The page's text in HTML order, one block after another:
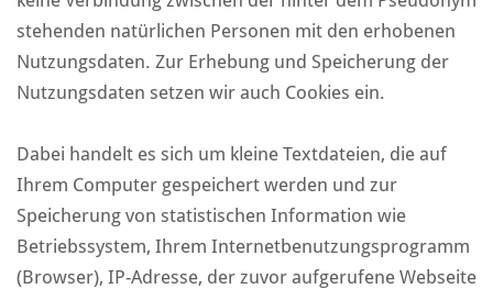
stehenden natürlichen Personen mit den erhobenen
Nutzungsdaten. Zur Erhebung und Speicherung der
Nutzungsdaten setzen wir auch Cookies ein.
Dabei handelt es sich um kleine Textdateien, die auf
Ihrem Computer gespeichert werden und zur
Speicherung von statistischen Information wie
Betriebssystem, Ihrem Internetbenutzungsprogramm
(Browser), IP-Adresse, der zuvor aufgerufene Webseite